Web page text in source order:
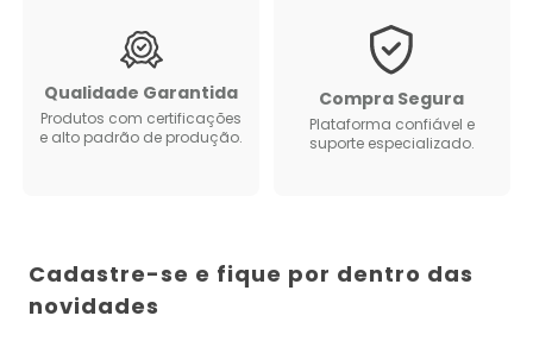
Qualidade Garantida
Produtos com certificações
e alto padrão de produção.
Compra Segura
Plataforma confiável e
suporte especializado.
Cadastre-se e fique por dentro das
novidades